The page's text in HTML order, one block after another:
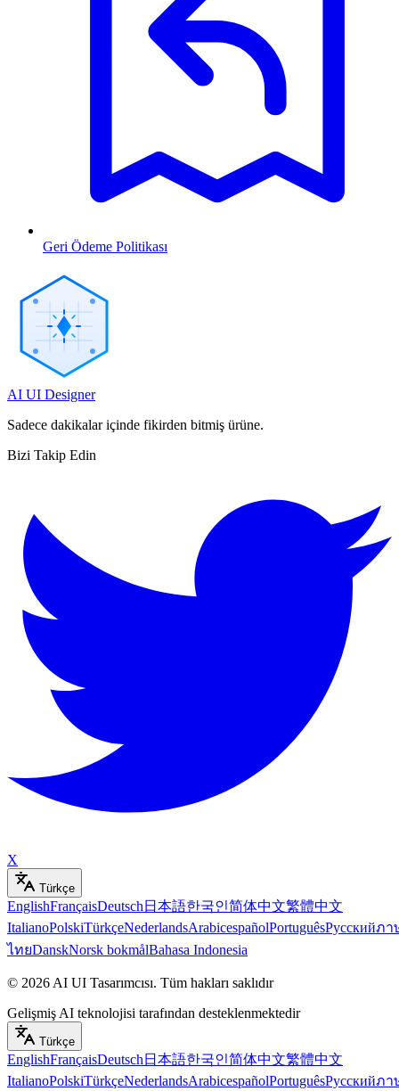
Geri Ödeme Politikası
AI UI Designer
Sadece dakikalar içinde fikirden bitmiş ürüne.
Bizi Takip Edin
X
Türkçe
EnglishFrançaisDeutsch 日本語한국인简体中文繁體中文
ItalianoPolskiTürkçeNederlandsArabicespañolPortuguêsРусскийภา
ไทยDanskNorsk bokmålBahasa Indonesia
© 2026 AI UI Tasarımcısı. Tüm hakları saklıdır
Gelişmiş AI teknolojisi tarafından desteklenmektedir
Türkçe
EnglishFrançaisDeutsch 日本語한국인简体中文繁體中文
ItalianoPolskiTürkçeNederlandsArabicespañolPortuguêsРусскийภา